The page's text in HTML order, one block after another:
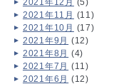
2021年12月 (5)
2021年11月 (11)
2021年10月 (17)
2021年9月 (12)
2021年8月 (4)
2021年7月 (11)
2021年6月 (12)